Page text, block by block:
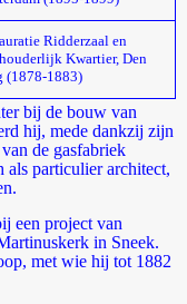
Ridderzaal en
Kwartier, Den
(1878-1883)
bij de bouw van
hij, mede dankzij zijn
de gasfabriek
particulier architect,
een project van
in Sneek.
met wie hij tot 1882